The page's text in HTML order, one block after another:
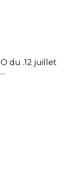
du .12 juillet